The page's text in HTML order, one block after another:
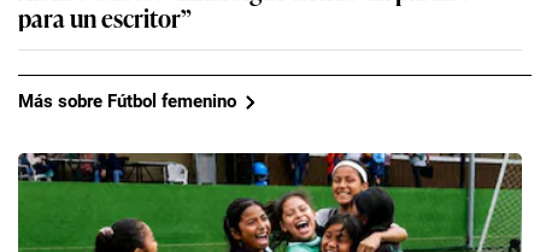
para un escritor”
Más sobre Fútbol femenino